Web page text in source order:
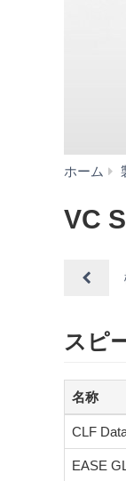
ホーム
VC
スピ
名称
CLF
EASE